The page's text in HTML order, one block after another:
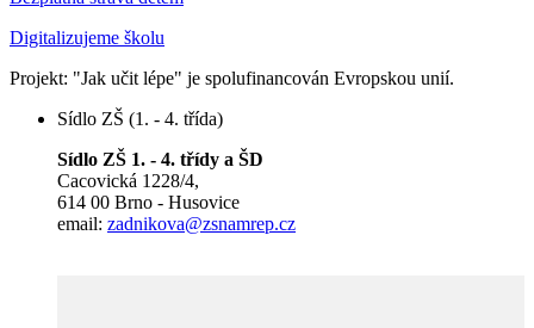
Digitalizujeme školu
Projekt: "Jak učit lépe" je spolufinancován Evropskou unií.
Sídlo ZŠ (1. - 4. třída)
Sídlo ZŠ 1. - 4. třídy a ŠD
Cacovická 1228/4,
614 00 Brno - Husovice
email: zadnikova@zsnamrep.cz